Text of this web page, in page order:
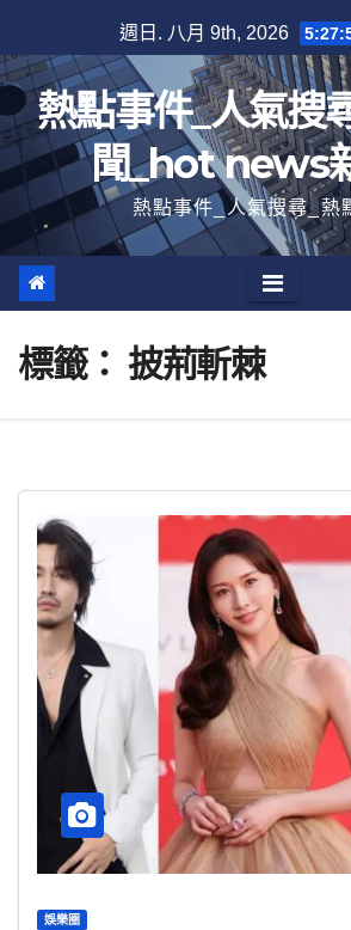
至
內
容
週日. 八月 9th, 2026
熱點事件_人氣搜
聞_hot news
熱點事件_人氣搜尋_熱
標籤： 披荊斬棘
娛樂圈